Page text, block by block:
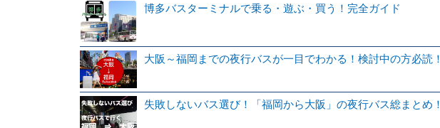
博多バスターミナルで乗る・遊ぶ・買う！完全ガイド
大阪～福岡までの夜行バスが一目でわかる！検討中の方必読！
失敗しないバス選び！「福岡から大阪」の夜行バス総まとめ！